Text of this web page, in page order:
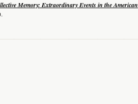
Memory: Extraordinary Events in the American